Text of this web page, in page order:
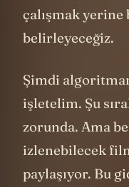
çalışmak
belirleyeceğiz.
Şimdi
işletelim. Şu
zorunda. Ama
izlenebilecek
paylaşıyor. Bu